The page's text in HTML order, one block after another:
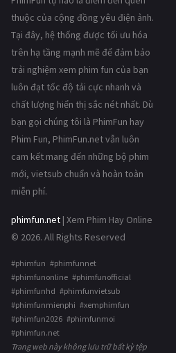
thuộc của cộng đồng yêu điện ảnh.
Tại đây, hệ thống được tối ưu hóa
trên hạ tầng mạnh mẽ để đảm bảo
trải nghiệm xem phim fun của bạn
luôn đạt tốc độ tải cực nhanh và
chất lượng hiển thị sắc nét nhất. Dù
bạn gọi chúng tôi là PhimFun hay
Phim Fun, PhimFun.net vẫn luôn
cam kết mang đến những bộ phim
mới, vietsub chuẩn và hoàn toàn
miễn phí.
phimfun.net | Xem Phim Hay Online
© 2026. All Rights Reserved
#phimfun #phimfunnet
#phimfunonline #phimfunofficial
#phimfunhd #phimfunvietsub
#phimfunmienphi #xemphimfun
#phimfun2026 #phimfunmoi
#phimfun.net
Trang web này không lưu trữ bất kỳ tệp